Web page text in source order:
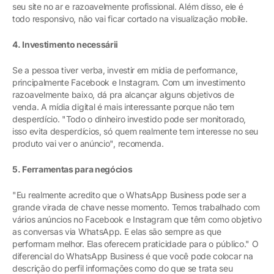
seu site no ar e razoavelmente profissional. Além disso, ele é
todo responsivo, não vai ficar cortado na visualização mobile.
4. Investimento necessárii
Se a pessoa tiver verba, investir em mídia de performance,
principalmente Facebook e Instagram. Com um investimento
razoavelmente baixo, dá pra alcançar alguns objetivos de
venda. A mídia digital é mais interessante porque não tem
desperdício. "Todo o dinheiro investido pode ser monitorado,
isso evita desperdícios, só quem realmente tem interesse no seu
produto vai ver o anúncio", recomenda.
5. Ferramentas para negócios
"Eu realmente acredito que o WhatsApp Business pode ser a
grande virada de chave nesse momento. Temos trabalhado com
vários anúncios no Facebook e Instagram que têm como objetivo
as conversas via WhatsApp. E elas são sempre as que
performam melhor. Elas oferecem praticidade para o público." O
diferencial do WhatsApp Business é que você pode colocar na
descrição do perfil informações como do que se trata seu